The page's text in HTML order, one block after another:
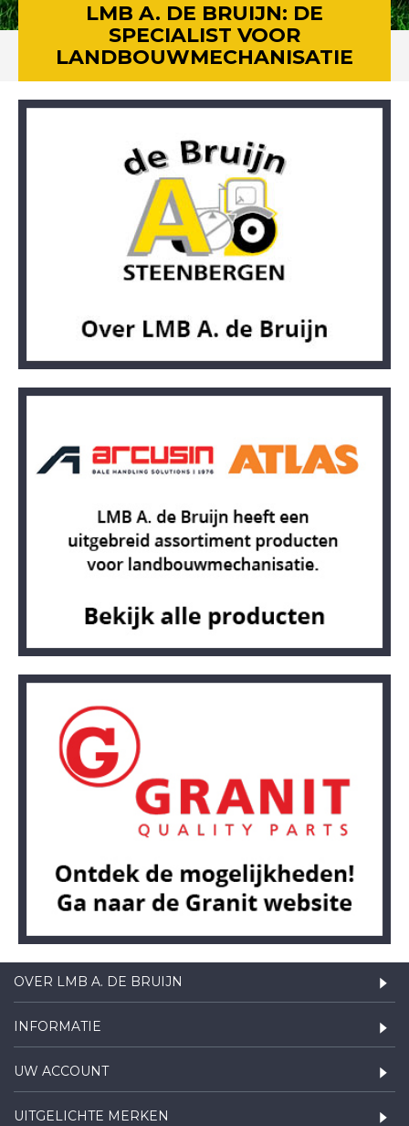
LMB A. DE BRUIJN: DE
SPECIALIST VOOR
LANDBOUWMECHANISATIE
OVER LMB A. DE BRUIJN
INFORMATIE
UW ACCOUNT
UITGELICHTE MERKEN